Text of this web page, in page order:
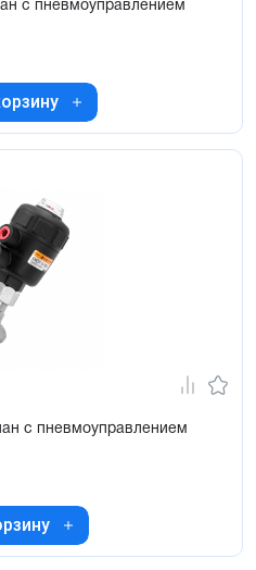
с пневмоуправлением
с пневмоуправлением